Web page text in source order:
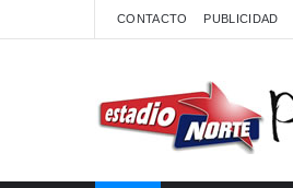
CONTACTO PUBLICIDAD